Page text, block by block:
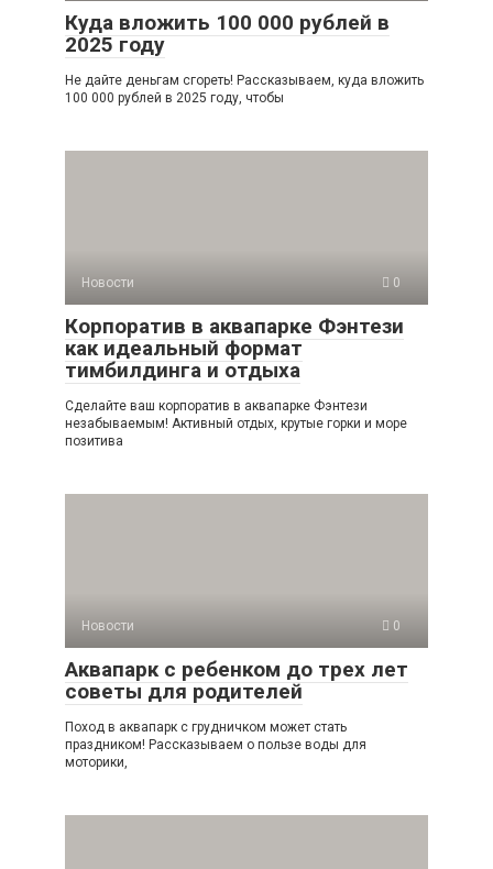
Куда вложить 100 000 рублей в
2025 году
Не дайте деньгам сгореть! Рассказываем, куда вложить
100 000 рублей в 2025 году, чтобы
Новости 0
Корпоратив в аквапарке Фэнтези
как идеальный формат
тимбилдинга и отдыха
Сделайте ваш корпоратив в аквапарке Фэнтези
незабываемым! Активный отдых, крутые горки и море
позитива
Новости 0
Аквапарк с ребенком до трех лет
советы для родителей
Поход в аквапарк с грудничком может стать
праздником! Рассказываем о пользе воды для
моторики,